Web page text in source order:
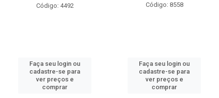
Código: 4492
Faça seu login ou
cadastre-se para
ver preços e
comprar
Código: 8558
Faça seu login ou
cadastre-se para
ver preços e
comprar